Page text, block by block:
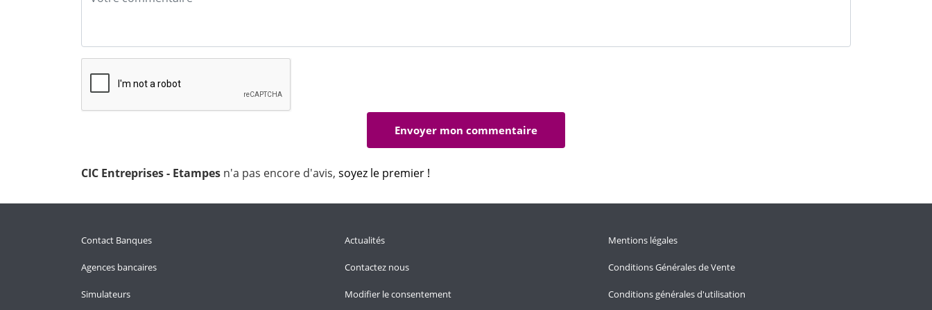
CIC Entreprises - Etampes n'a pas encore d'avis, soyez le premier !
Contact Banques
Agences bancaires
Simulateurs
Actualités
Contactez nous
Modifier le consentement
Mentions légales
Conditions Générales de Vente
Conditions générales d'utilisation